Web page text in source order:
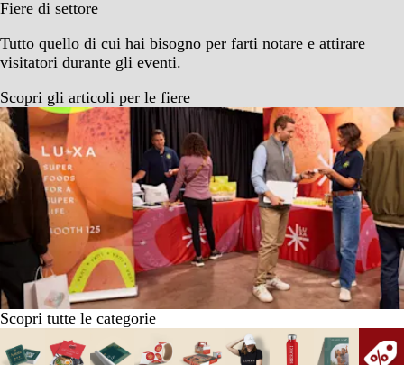
Fiere di settore
Tutto quello di cui hai bisogno per farti notare e attirare
visitatori durante gli eventi.
Scopri gli articoli per le fiere
Scopri tutte le categorie
Diapositiva
da